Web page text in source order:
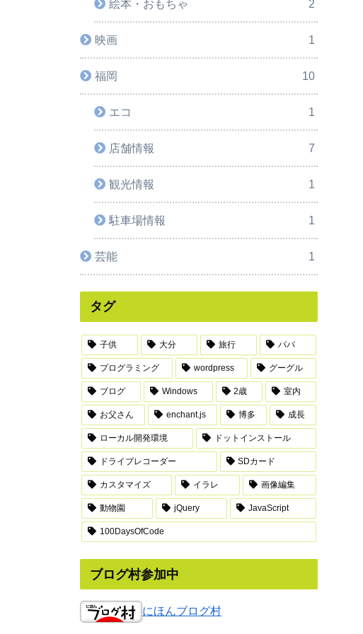
絵本・おもちゃ 2
映画 1
福岡 10
エコ 1
店舗情報 7
観光情報 1
駐車場情報 1
芸能 1
タグ
子供 大分 旅行 パパ
プログラミング wordpress グーグル
ブログ Windows 2歳 室内
お父さん enchant.js 博多 成長
ローカル開発環境 ドットインストール
ドライブレコーダー SDカード
カスタマイズ イラレ 画像編集
動物園 jQuery JavaScript
100DaysOfCode
ブログ村参加中
にほんブログ村